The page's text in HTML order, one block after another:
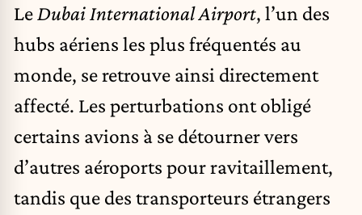
Le Dubai International Airport, l’un des
hubs aériens les plus fréquentés au
monde, se retrouve ainsi directement
affecté. Les perturbations ont obligé
certains avions à se détourner vers
d’autres aéroports pour ravitaillement,
tandis que des transporteurs étrangers